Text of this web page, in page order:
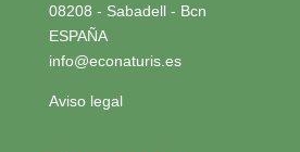
08208 - Sabadell - Bcn
ESPAÑA
info@econaturis.es
Aviso legal